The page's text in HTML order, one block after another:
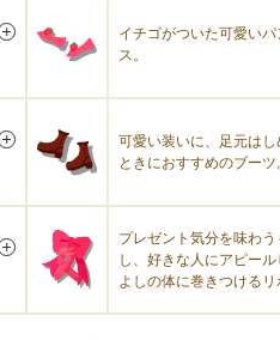
イチゴがついた可愛いパ
ス。
可愛い装いに、足元はし
ときにおすすめのブーツ
プレゼント気分を味わう
し、好きな人にアピー
よしの体に巻きつけるリ